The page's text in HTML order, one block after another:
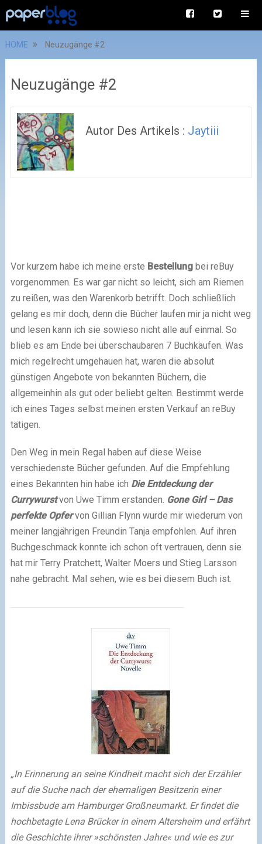
HOME Neuzugänge #2
Neuzugänge #2
Autor Des Artikels : Jaytiii
Vor kurzem habe ich meine erste Bestellungbei reBuy
vorgenommen. Es war gar nicht so leicht, sich am Riemen
zu reißen, was den Warenkorb betrifft. Doch schließlich
gelang es mir doch, denn die Bücher laufen mir ja nicht weg
und lesen kann ich sie sowieso nicht alle auf einmal. So
blieb es am Ende bei überschaubaren 7 Buchkäufen. Was
mich regelrecht umgehauen hat, waren die absolut
günstigen Angebote von bekannten Büchern, die
allgemeinhin als gut oder beliebt gelten. Bestimmt werde
ich eines Tages selbst meinen ersten Verkauf an reBuy
tätigen.
Den Weg in mein Regal haben auf diese Weise
verschiedenste Bücher gefunden. Auf die Empfehlung
eines Bekannten hin habe ich Die Entdeckung der
Currywurstvon Uwe Timm erstanden. Gone Girl – Das
perfekte Opfervon Gillian Flynn wurde mir wiederum von
meiner langjährigen Freundin Tanja empfohlen. Auf ihren
Buchgeschmack konnte ich schon oft vertrauen, denn sie
hat mir Terry Pratchett, Walter Moers und Stieg Larsson
nahe gebracht. Mal sehen, wie es bei diesem Buch ist.
„In Erinnerung an seine Kindheit macht sich der Erzähler
auf die Suche nach der ehemaligen Besitzerin einer
Imbissbude am Hamburger Großneumarkt. Er findet die
hochbetagte Lena Brücker in einem Altersheim und erfährt
die Geschichte ihrer »schönsten Jahre« und wie es zur